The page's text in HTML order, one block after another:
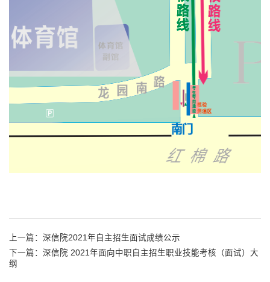
上一篇： 深信院2021年自主招生面试成绩公示
下一篇： 深信院 2021年面向中职自主招生职业技能考核（面试）大
纲